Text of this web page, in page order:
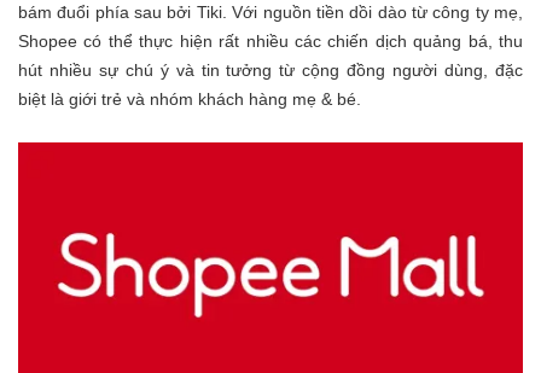
bám đuổi phía sau bởi Tiki. Với nguồn tiền dồi dào từ công ty mẹ,
Shopee có thể thực hiện rất nhiều các chiến dịch quảng bá, thu
hút nhiều sự chú ý và tin tưởng từ cộng đồng người dùng, đặc
biệt là giới trẻ và nhóm khách hàng mẹ & bé.